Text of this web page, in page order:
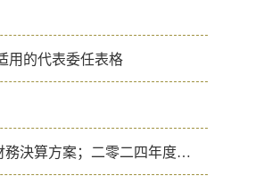
用的代表委任表格
二零二四年度董事會工作報告；二零二四年度監事會工作報告；二零二四年度財務決算方案；二零二四年度利潤分配方案；二零二五年度財務預算方案；二零二四年度報告；續聘外聘核數師；及股東週年大會通告